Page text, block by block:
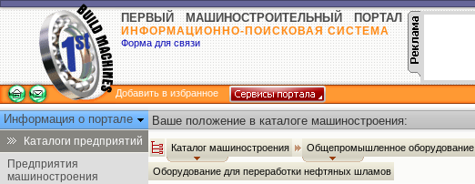
ПЕРВЫЙ МАШИНОСТРОИТЕЛЬНЫЙ ПОРТАЛ
ИНФОРМАЦИОННО-ПОИСКОВАЯ СИСТЕМА
Форма для связи
Добавить в избранное
Информация о портале
Каталоги предприятий
Предприятия
машиностроения
Ваше положение в каталоге машиностроения:
Каталог машиностроения Общепромышленное
Оборудование для переработки нефтяных шламов